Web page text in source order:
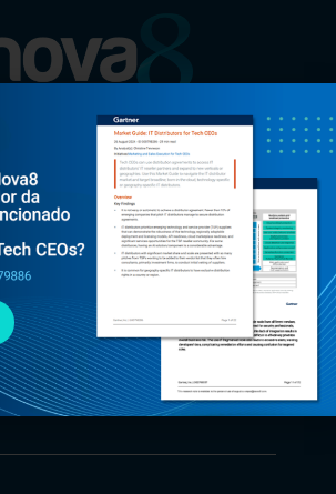
Torre Jaçarí - 13º andar Conjunto 134 -
06454-000
pelo WhatsApp